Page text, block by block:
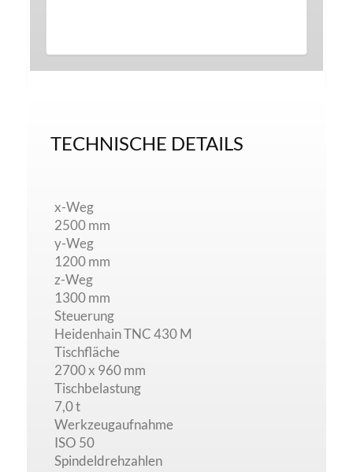
TECHNISCHE DETAILS
x-Weg
2500 mm
y-Weg
1200 mm
z-Weg
1300 mm
Steuerung
Heidenhain TNC 430 M
Tischfläche
2700 x 960 mm
Tischbelastung
7,0 t
Werkzeugaufnahme
ISO 50
Spindeldrehzahlen